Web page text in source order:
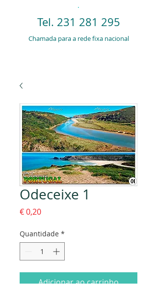
.
Tel. 231 281 295
Chamada para a rede fixa nacional
Odeceixe 1
€ 0,20Preço
Quantidade *
Adicionar ao carrinho